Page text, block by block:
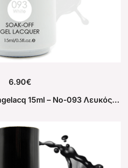
6.90€
Ημιμόνιμο Βερνίκι Angelacq 15ml – No-093 Λευκός Ασβέστης